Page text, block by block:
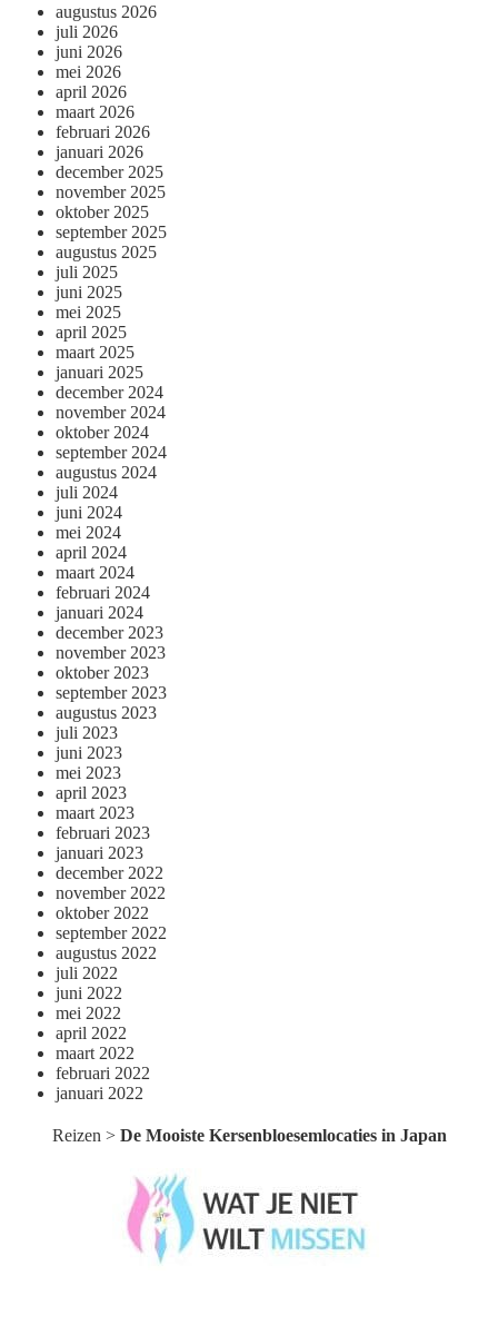
augustus 2026
juli 2026
juni 2026
mei 2026
april 2026
maart 2026
februari 2026
januari 2026
december 2025
november 2025
oktober 2025
september 2025
augustus 2025
juli 2025
juni 2025
mei 2025
april 2025
maart 2025
januari 2025
december 2024
november 2024
oktober 2024
september 2024
augustus 2024
juli 2024
juni 2024
mei 2024
april 2024
maart 2024
februari 2024
januari 2024
december 2023
november 2023
oktober 2023
september 2023
augustus 2023
juli 2023
juni 2023
mei 2023
april 2023
maart 2023
februari 2023
januari 2023
december 2022
november 2022
oktober 2022
september 2022
augustus 2022
juli 2022
juni 2022
mei 2022
april 2022
maart 2022
februari 2022
januari 2022
Reizen > De Mooiste Kersenbloesemlocaties in Japan